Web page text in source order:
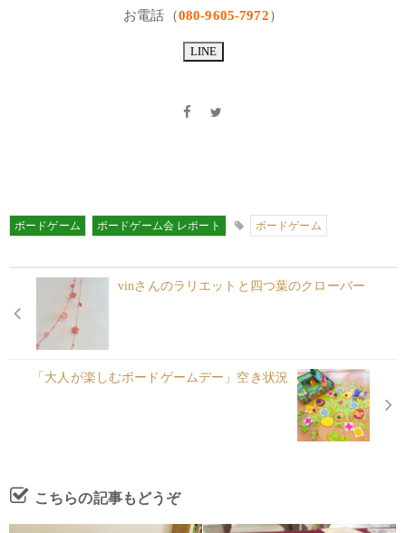
お電話（080-9605-7972）
LINE
ボードゲーム ボードゲーム会 レポート ボードゲーム
vinさんのラリエットと四つ葉のクローバー
「大人が楽しむボードゲームデー」空き状況
こちらの記事もどうぞ